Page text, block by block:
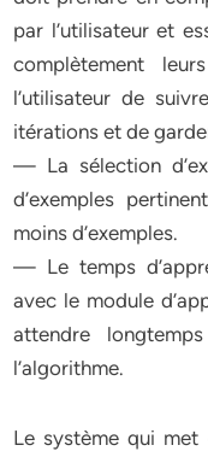
par l’utilisateur et
complètement
l’utilisateur de
itérations et de
— La sélection
d’exemples
moins d’exemples.
— Le temps
avec le module
attendre
l’algorithme.
Le système qui met